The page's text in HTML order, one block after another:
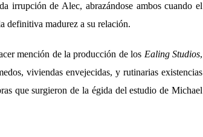
irrupción de Alec, abrazándose ambos cuando el
definitiva madurez a su relación.
mención de la producción de los Ealing Studios,
viviendas envejecidas, y rutinarias existencias
que surgieron de la égida del estudio de Michael